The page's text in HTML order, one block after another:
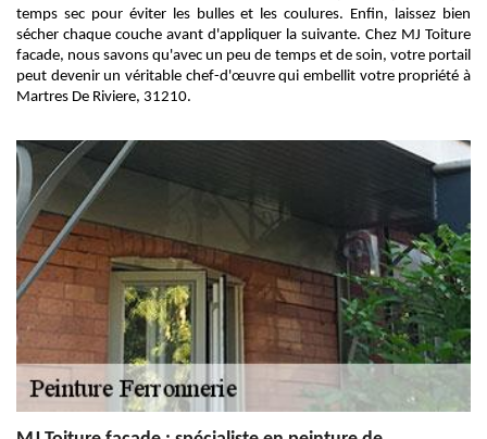
temps sec pour éviter les bulles et les coulures. Enfin, laissez bien
sécher chaque couche avant d'appliquer la suivante. Chez MJ Toiture
facade, nous savons qu'avec un peu de temps et de soin, votre portail
peut devenir un véritable chef-d'œuvre qui embellit votre propriété à
Martres De Riviere, 31210.